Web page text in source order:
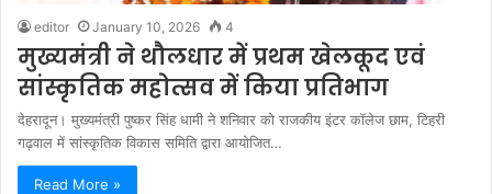
editor January 10, 2026 4
मुख्यमंत्री ने थौलधार में प्रथम खेलकूद एवं
सांस्कृतिक महोत्सव में किया प्रतिभाग
देहरादून। मुख्यमंत्री पुष्कर सिंह धामी ने शनिवार को राजकीय इंटर कॉलेज छाम, टिहरी
गढ़वाल में सांस्कृतिक विकास समिति द्वारा आयोजित…
Read More »